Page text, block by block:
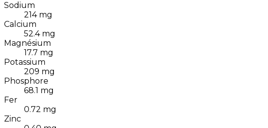
Sodium
214 mg
Calcium
52.4 mg
Magnésium
17.7 mg
Potassium
209 mg
Phosphore
68.1 mg
Fer
0.72 mg
Zinc